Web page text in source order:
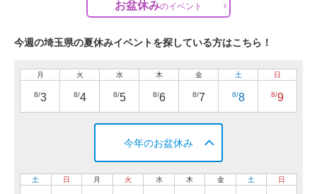
お盆休みのイベント
今週の埼玉県の夏休みイベントを探している方はこちら！
月
8/3
火
8/4
水
8/5
木
8/6
金
8/7
土
8/8
日
8/9
今年のお盆休み
土 日 月 火 水 木 金 土 日